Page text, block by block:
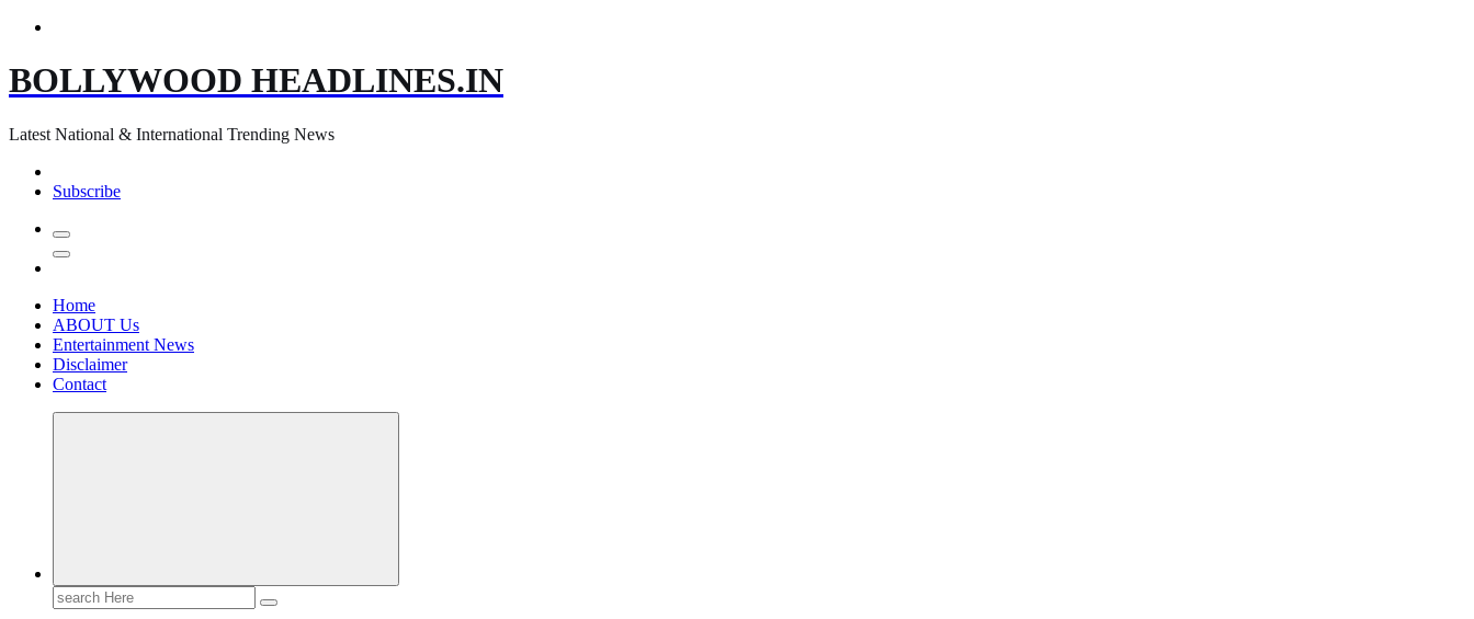
BOLLYWOOD HEADLINES.IN
Latest National & International Trending News
Subscribe
Home
ABOUT Us
Entertainment News
Disclaimer
Contact
Search
for: